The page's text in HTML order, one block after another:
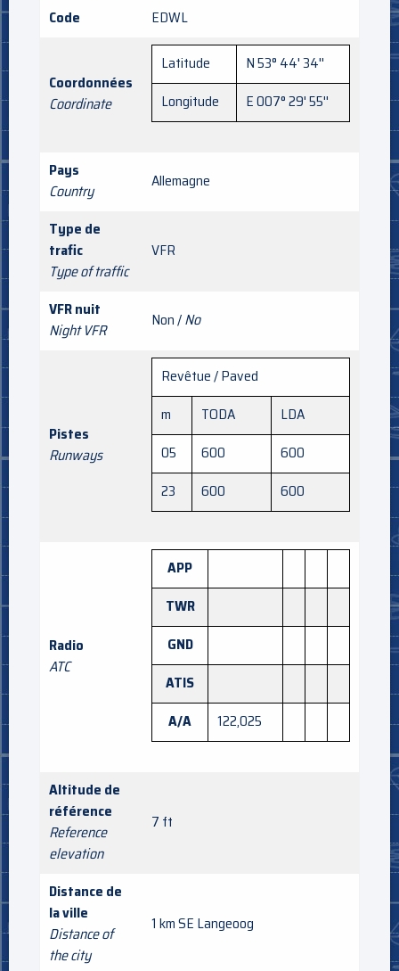
Code
EDWL
Coordonnées
Coordinate
Latitude
N 53° 44' 34''
Longitude
E 007° 29' 55''
Pays
Country
Allemagne
Type de
trafic
Type of traffic
VFR
VFR nuit
Night VFR
Non /No
Pistes
Runways
Revêtue / Paved
m
TODA
LDA
05
600
600
23
600 600
Radio
ATC
APP
TWR
GND
ATIS
A/A
122,025
Altitude de
référence
Reference
elevation
7 ft
Distance de
la ville
Distance of
the city
1 km SE Langeoog